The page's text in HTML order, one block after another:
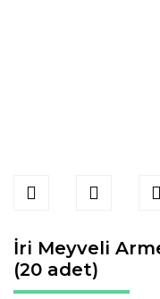
İri Meyveli
(20 adet)